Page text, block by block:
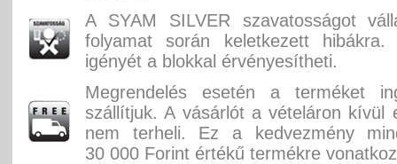
A SYAM SILVER szavatosságot
folyamat során keletkezett hibákra.
igényét a blokkal érvényesítheti.
Megrendelés esetén a terméket
szállítjuk. A vásárlót a vételáron kívül
nem terheli. Ez a kedvezmény
30 000 Forint értékű termékre